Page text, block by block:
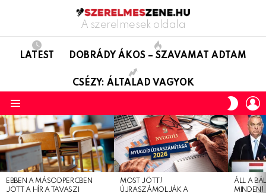
A szerelmesek oldala
LATEST DOBRÁDY ÁKOS – SZAVAMAT ADTAM
CSÉZY: ÁLTALAD VAGYOK
SKIN
LATEST
STORIES
EBBEN A MÁSODPERCBEN
JÖTT A HÍR A TAVASZI
MOST JÖTT!
ÚJRASZÁMOLJÁK A
ÁLL A
MINDEN!